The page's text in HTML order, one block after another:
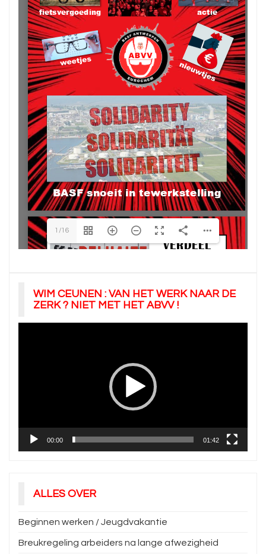
1/16
Error: Cannot access file!
https://abvv-basf-
tbe.be/wp-
content/uploads/2023/10/O
DR-lente23.pdf
The API version "2.12.313"
does not match the Worker
version "2.5.207".
WIM CEUNEN : VAN HET WERK NAAR DE
ZERK ? NIET MET HET ABVV !
00:00 01:42
ALLES OVER
Beginnen werken / Jeugdvakantie
Breukregeling arbeiders na lange afwezigheid